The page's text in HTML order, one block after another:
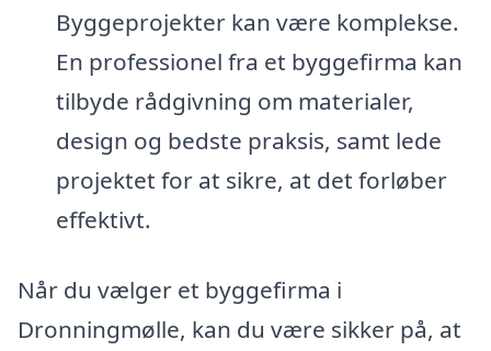
Byggeprojekter kan være komplekse.
En professionel fra et byggefirma kan
tilbyde rådgivning om materialer,
design og bedste praksis, samt lede
projektet for at sikre, at det forløber
effektivt.
Når du vælger et byggefirma i
Dronningmølle, kan du være sikker på, at